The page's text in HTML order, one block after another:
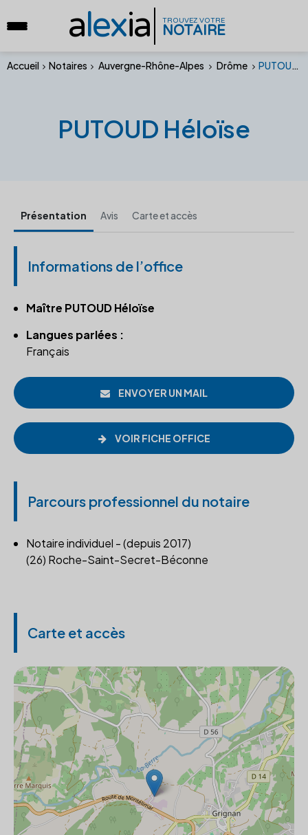
alexia TROUVEZ VOTRE
NOTAIRE
Accueil Notaires Auvergne-Rhône-Alpes Drôme PUTOUD Héloïse
PUTOUD Héloïse
Présentation Avis Carte et accès
Informations de l’office
Maître PUTOUD Héloïse
Langues parlées :
Français
ENVOYER UN MAIL
VOIR FICHE OFFICE
Parcours professionnel du notaire
Notaire individuel - (depuis 2017)
(26) Roche-Saint-Secret-Béconne
Carte et accès